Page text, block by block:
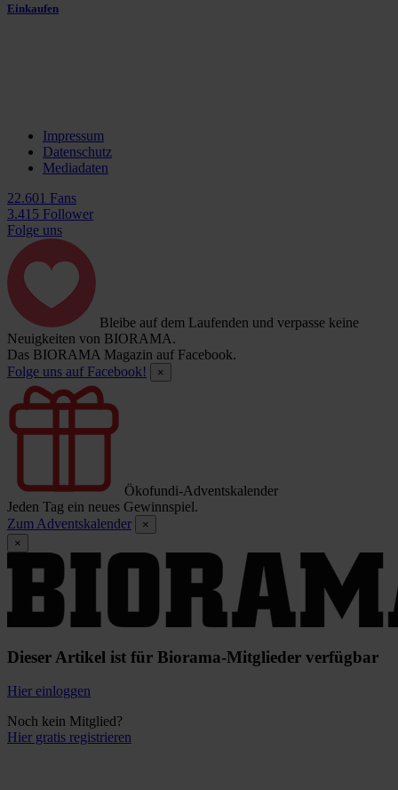
Einkaufen
Impressum
Datenschutz
Mediadaten
22.601 Fans
3.415 Follower
Folge uns
Bleibe auf dem Laufenden und verpasse keine
Neuigkeiten von BIORAMA.
Das BIORAMA Magazin auf Facebook.
Folge uns auf Facebook!
×
Ökofundi-Adventskalender
Jeden Tag ein neues Gewinnspiel.
Zum Adventskalender
×
×
Dieser Artikel ist für Biorama-Mitglieder verfügbar
Hier einloggen
Noch kein Mitglied?
Hier gratis registrieren